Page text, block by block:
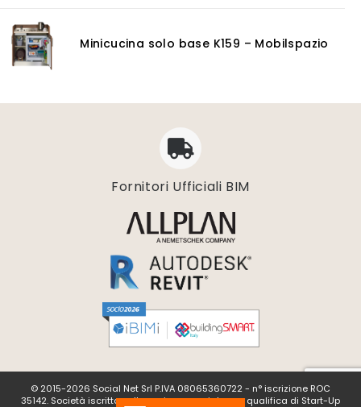
GIS
Software calcolo umidità e condensazione
Software di conversione vettoriale
Software di gestione dati geospaziali
Software di progettazione delle rotatorie
Software di progettazione geotecnica
Software di simulazioni multi-fisiche
Software diagnosi energetica
Software digitalizzazione
Software disegno 2D
Software e bim
Software impianti riscaldamento
Minicucina solo base K159 – Mobilspazio
Fornitori Ufficiali BIM
© 2015-2026 Social Net Srl P.IVA 08065360722 - n° iscrizione ROC
35142. Società iscritta nella sezione speciale con qualifica di Start-Up